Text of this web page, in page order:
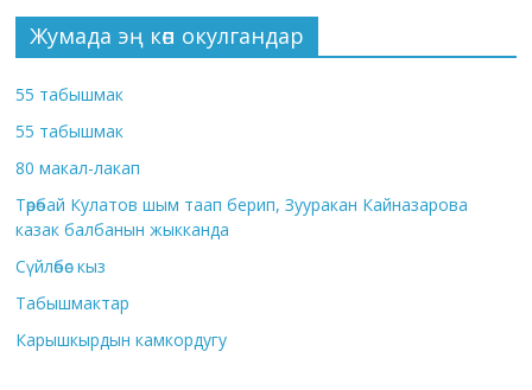
Жумада эң көп окулгандар
55 табышмак
55 табышмак
80 макал-лакап
Төрөбай Кулатов шым таап берип, Зууракан Кайназарова
казак балбанын жыкканда
Сүйлөбөс кыз
Табышмактар
Карышкырдын камкордугу